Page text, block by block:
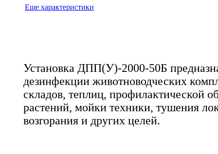
Еще характеристики
Установка ДПП(У)-2000-50Б
дезинфекции животноводческих
складов, теплиц, профилактической
растений, мойки техники, тушения
возгорания и других целей.